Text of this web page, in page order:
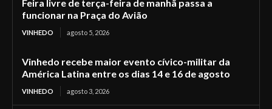
Feira livre de terça-feira de manhã passa a
funcionar na Praça do Avião
VINHEDO agosto 5, 2026
Vinhedo recebe maior evento cívico-militar da
América Latina entre os dias 14 e 16 de agosto
VINHEDO agosto 3, 2026